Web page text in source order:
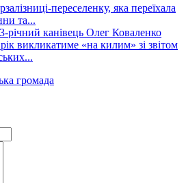
переселенку, яка переїхала
та...
річний канівець Олег Коваленко
викликатиме «на килим» зі звітом
громада